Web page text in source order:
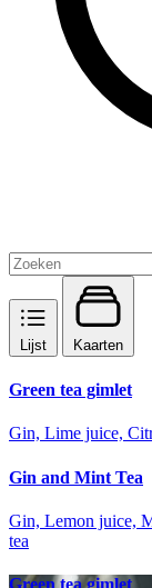
Lijst Kaarten
Green tea gimlet
Gin, Lime juice,
Gin and Mint Tea
Gin, Lemon juice,
tea
Green tea gimlet